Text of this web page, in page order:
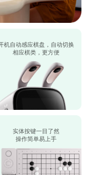
机自动感应棋盘，自动切换
相应棋类，更方便
实体按键一目了然
操作简单易上手